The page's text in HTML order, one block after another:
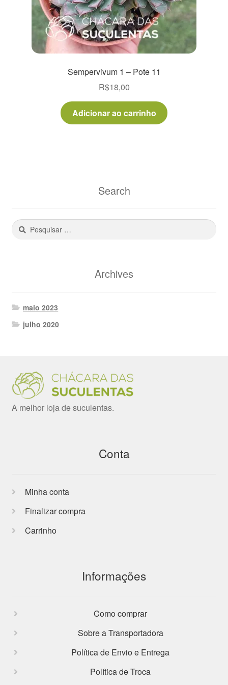
Sempervivum 1 – Pote 11
R$18,00
Adicionar ao carrinho
Search
Pesquisar
por:
Archives
maio 2023
julho 2020
A melhor loja de suculentas.
Conta
Minha conta
Finalizar compra
Carrinho
Informações
Como comprar
Sobre a Transportadora
Política de Envio e Entrega
Política de Troca